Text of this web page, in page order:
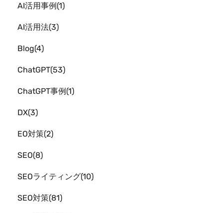
AI活用事例 1
AI活用法 3
Blog 4
ChatGPT 53
ChatGPT事例 1
DX 3
EO対策 2
SEO 8
SEOライティング 10
SEO対策 81